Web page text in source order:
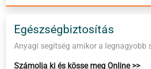
Egészségbiztosítás
Anyagi segítség amikor a legnagyobb
Számolja ki és kösse meg Online >>